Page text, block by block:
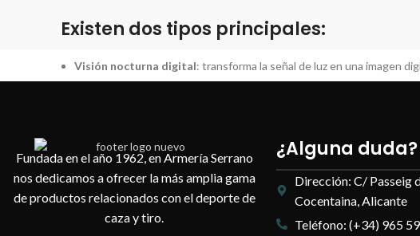
Existen dos tipos principales:
Visión nocturna digital: transforma la señal de luz en una imagen
Aplicaciones de la Visión Nocturna
Los dispositivos de visión nocturna tienen múltiples usos reales. Entre
Fundada en el año 1962, en Armería Serrano
nos dedicamos a ofrecer la más amplia gama
de productos relacionados con el deporte de
caza y tiro.
¿Alguna duda?
Dirección: C/ Passeig
Cocentaina, Alicante
Teléfono: (+34) 965